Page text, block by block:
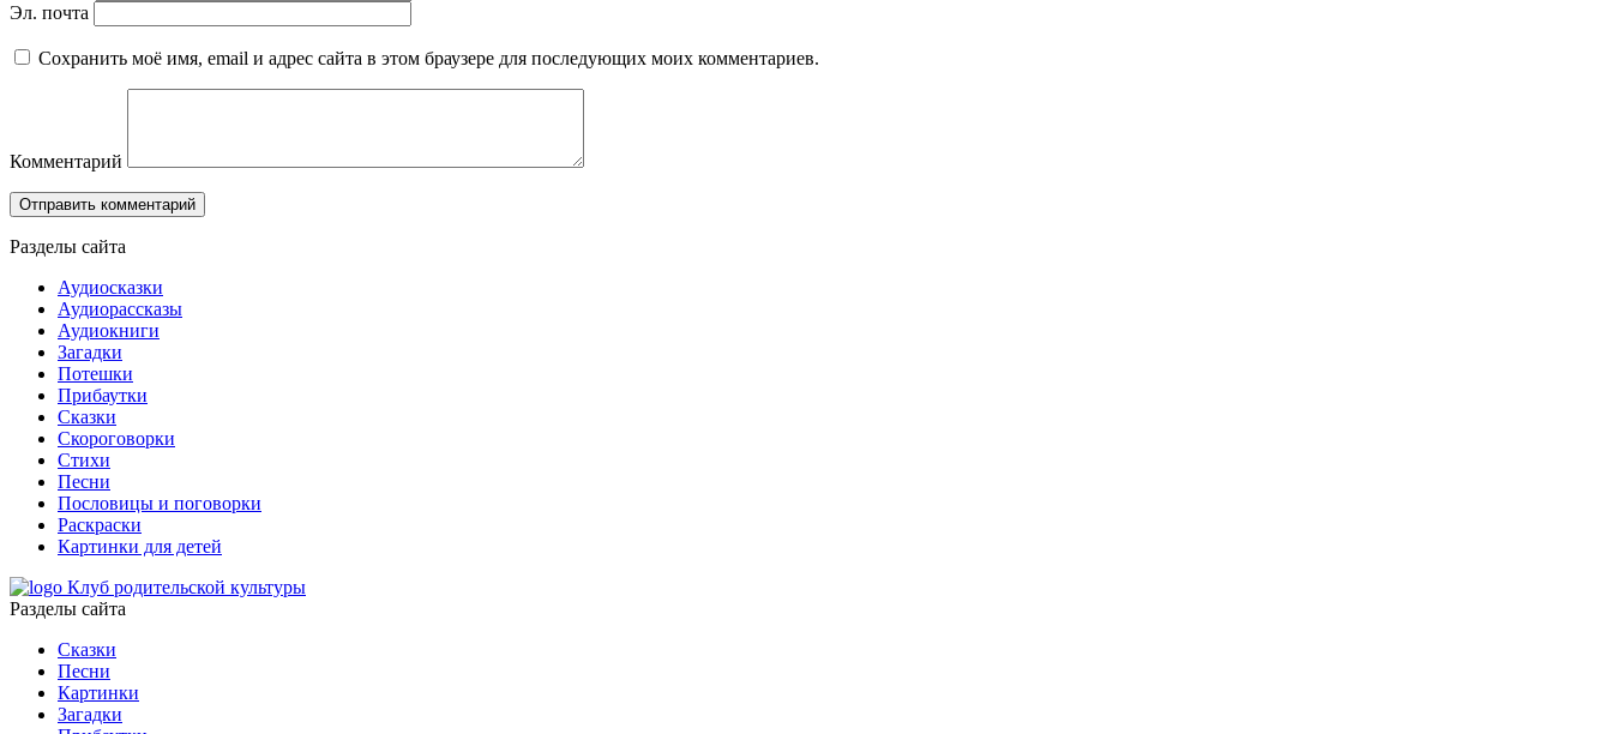
Эл. почта
Сохранить моё имя, email и адрес сайта в этом браузере для последующих моих комментариев.
Комментарий
Разделы сайта
Аудиосказки
Аудиорассказы
Аудиокниги
Загадки
Потешки
Прибаутки
Сказки
Скороговорки
Стихи
Песни
Пословицы и поговорки
Раскраски
Картинки для детей
Клуб родительской культуры
Разделы сайта
Сказки
Песни
Картинки
Загадки